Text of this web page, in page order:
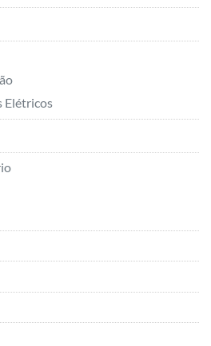
Elétricos